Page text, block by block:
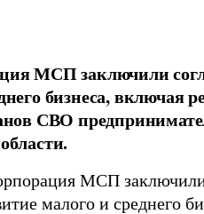
МСП заключили
бизнеса, включая
СВО
МСП
малого и среднего